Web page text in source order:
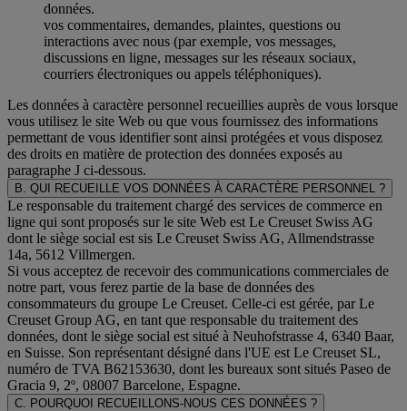
données.
vos commentaires, demandes, plaintes, questions ou
interactions avec nous (par exemple, vos messages,
discussions en ligne, messages sur les réseaux sociaux,
courriers électroniques ou appels téléphoniques).
Les données à caractère personnel recueillies auprès de vous lorsque
vous utilisez le site Web ou que vous fournissez des informations
permettant de vous identifier sont ainsi protégées et vous disposez
des droits en matière de protection des données exposés au
paragraphe J ci-dessous.
B. QUI RECUEILLE VOS DONNÉES À CARACTÈRE PERSONNEL ?
Le responsable du traitement chargé des services de commerce en
ligne qui sont proposés sur le site Web est Le Creuset Swiss AG
dont le siège social est sis Le Creuset Swiss AG, Allmendstrasse
14a, 5612 Villmergen.
Si vous acceptez de recevoir des communications commerciales de
notre part, vous ferez partie de la base de données des
consommateurs du groupe Le Creuset. Celle-ci est gérée, par Le
Creuset Group AG, en tant que responsable du traitement des
données, dont le siège social est situé à Neuhofstrasse 4, 6340 Baar,
en Suisse. Son représentant désigné dans l'UE est Le Creuset SL,
numéro de TVA B62153630, dont les bureaux sont situés Paseo de
Gracia 9, 2º, 08007 Barcelone, Espagne.
C. POURQUOI RECUEILLONS-NOUS CES DONNÉES ?